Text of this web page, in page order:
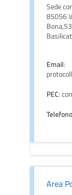
Sede
85056
Email:
PEC:
Telefono
Area